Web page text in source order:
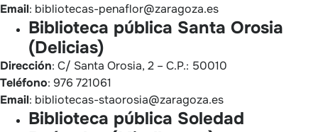
Email: bibliotecas-penaflor@zaragoza.es
Biblioteca pública Santa Orosia
(Delicias)
Dirección: C/ Santa Orosia, 2 – C.P.: 50010
Teléfono: 976 721061
Email: bibliotecas-staorosia@zaragoza.es
Biblioteca pública Soledad